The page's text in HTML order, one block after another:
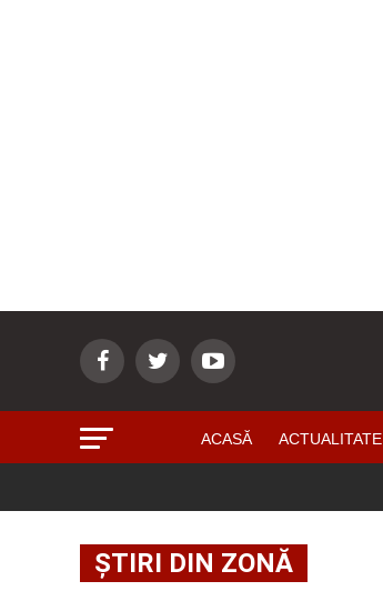
ACASĂ ACTUALITATE
ȘTIRI DIN ZONĂ